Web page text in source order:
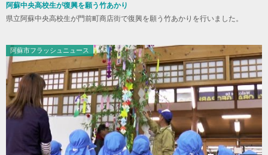
阿蘇中央高校生が復興を願う竹あかり
県立阿蘇中央高校生が門前町商店街で復興を願う竹あかりを行いました。
阿蘇市フラッシュニュース